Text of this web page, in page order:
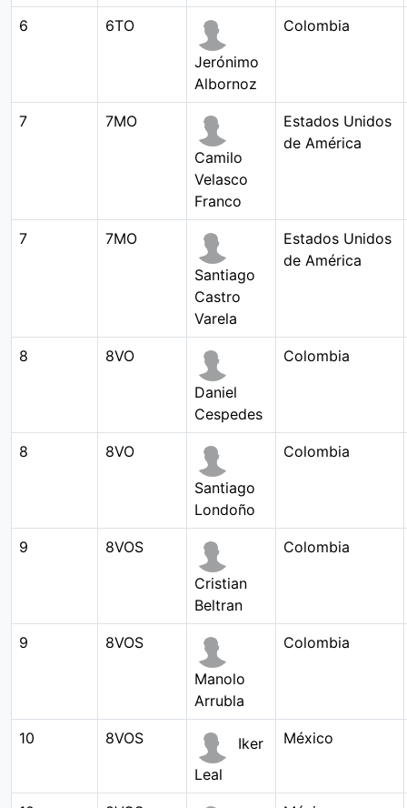
6
6TO
Jerónimo
Albornoz
Colombia
7
7MO
Camilo
Velasco
Franco
Estados Unidos
de América
7
7MO
Santiago
Castro
Varela
Estados Unidos
de América
8
8VO
Daniel
Cespedes
Colombia
8
8VO
Santiago
Londoño
Colombia
9
8VOS
Cristian
Beltran
Colombia
9
8VOS
Manolo
Arrubla
Colombia
10 8VOS
Iker
Leal
México